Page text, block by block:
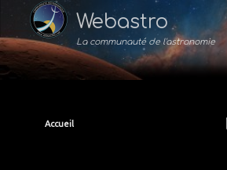
Webastro
La communauté de l'astronomie
Accueil